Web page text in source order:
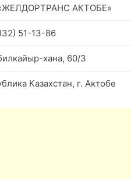
АКТОБЕ»
51-13-86
хана, 60/3
Казахстан, г. Актобе